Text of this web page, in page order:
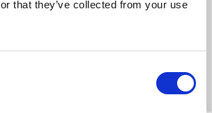
that they’ve collected from your use